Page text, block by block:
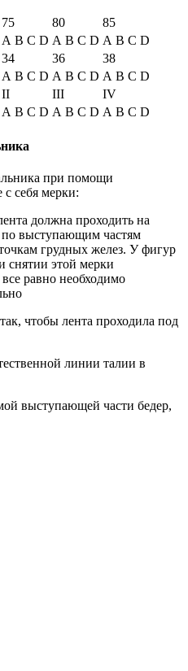
75 80
85
A B C D A B C D A B C D
34 36
38
A B C D A B C D A B C D
II III
IV
A B C D A B C D A B C D
при помощи
себя мерки:
должна проходить на
выступающим частям
грудных желез. У фигур
снятии этой мерки
равно необходимо
чтобы лента проходила под
линии талии в
выступающей части бедер,